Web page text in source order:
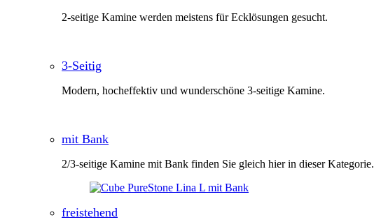
2-seitige Kamine werden meistens für Ecklösungen gesucht.
3-Seitig
Modern, hocheffektiv und wunderschöne 3-seitige Kamine.
mit Bank
2/3-seitige Kamine mit Bank finden Sie gleich hier in dieser Kategorie.
freistehend